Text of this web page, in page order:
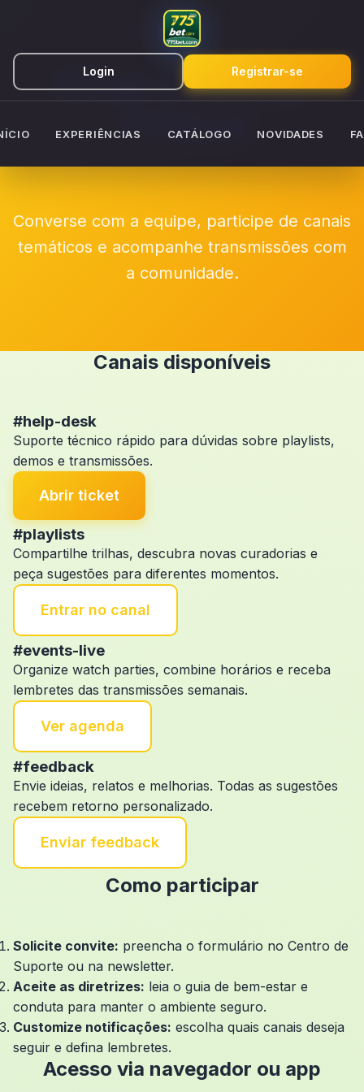
Login Registrar-se
EXPERIÊNCIAS CATÁLOGO NOVIDADES
Chat Criativo
775bet
Converse com a equipe, participe de canais
temáticos e acompanhe transmissões com
a comunidade.
Canais disponíveis
#help-desk
Suporte técnico rápido para dúvidas sobre playlists,
demos e transmissões.
Abrir ticket
#playlists
Compartilhe trilhas, descubra novas curadorias e
peça sugestões para diferentes momentos.
Entrar no canal
#events-live
Organize watch parties, combine horários e receba
lembretes das transmissões semanais.
Ver agenda
#feedback
Envie ideias, relatos e melhorias. Todas as sugestões
recebem retorno personalizado.
Enviar feedback
Como participar
Solicite convite: preencha o formulário no Centro de
Suporte ou na newsletter.
Aceite as diretrizes: leia o guia de bem-estar e
conduta para manter o ambiente seguro.
Customize notificações: escolha quais canais deseja
seguir e defina lembretes.
Acesso via navegador ou app